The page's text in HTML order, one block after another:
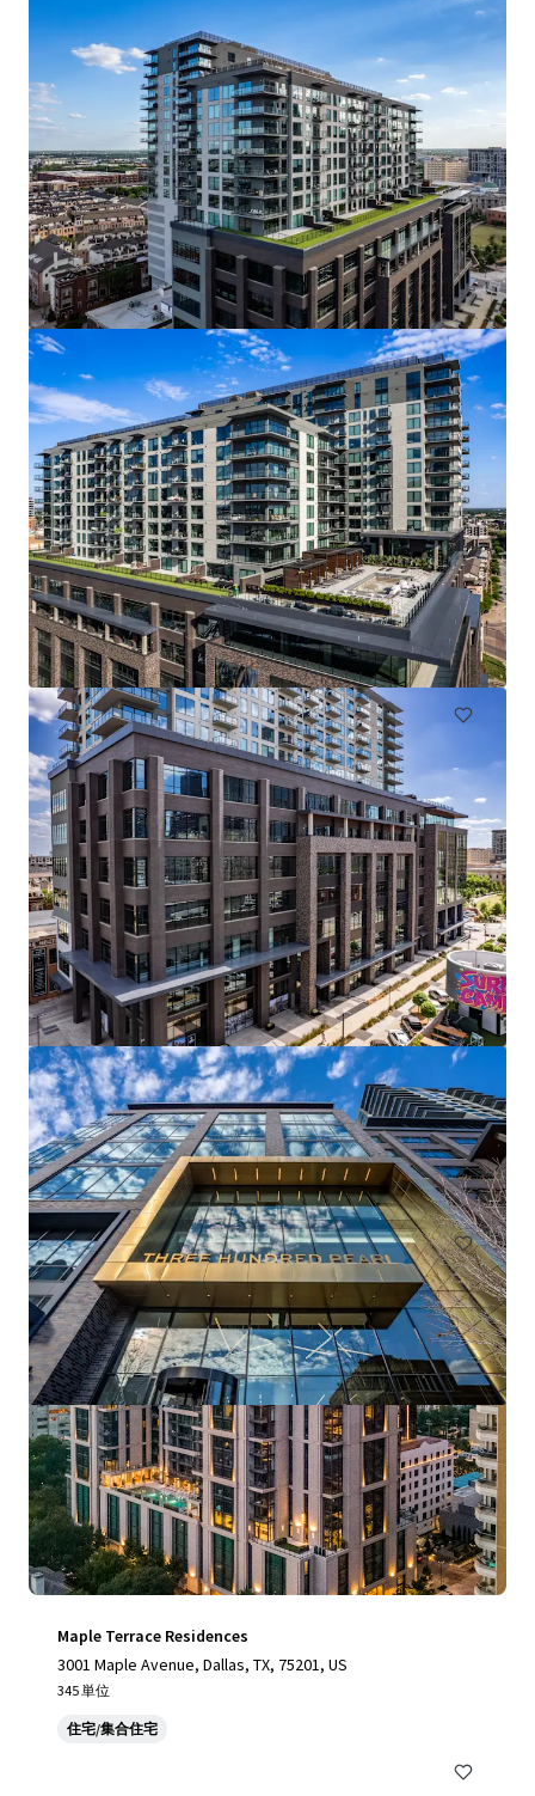
もっと見る
The Arts
2611 Ross Ave, Dallas, TX, 75201-2539, US
228 単位
住宅/集合住宅 契約中
Pinnacle Ridge
1310 N Cockrell Hill Rd, Dallas, TX, 75211-1386, US
296 単位
住宅/集合住宅 契約中
Maple Terrace Residences
3001 Maple Avenue, Dallas, TX, 75201, US
345 単位
住宅/集合住宅